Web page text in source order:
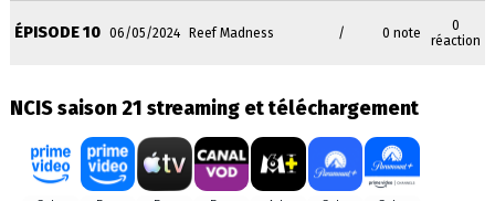
ÉPISODE 10 06/05/2024 Reef Madness / 0 note
0
réaction
NCIS saison 21 streaming et téléchargement